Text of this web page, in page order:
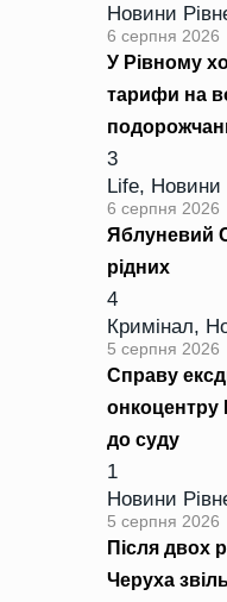
Новини
6 серпня 2026
У Рівному
тарифи на
3
Life, Новини
6 серпня 2026
Яблуневий
рідних
4
Кримінал,
5 серпня 2026
Справу
онкоцентру
до суду
1
Новини
5 серпня 2026
Після двох
Черуха